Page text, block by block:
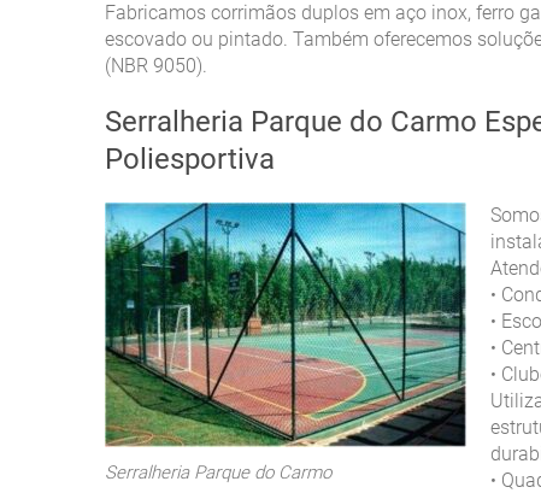
Fabricamos corrimãos duplos em aço inox, ferro
escovado ou pintado. Também oferecemos
(NBR 9050).
Serralheria Parque do Carmo
Poliesportiva
Serralheria Parque do Carmo
•
•
•
•
•